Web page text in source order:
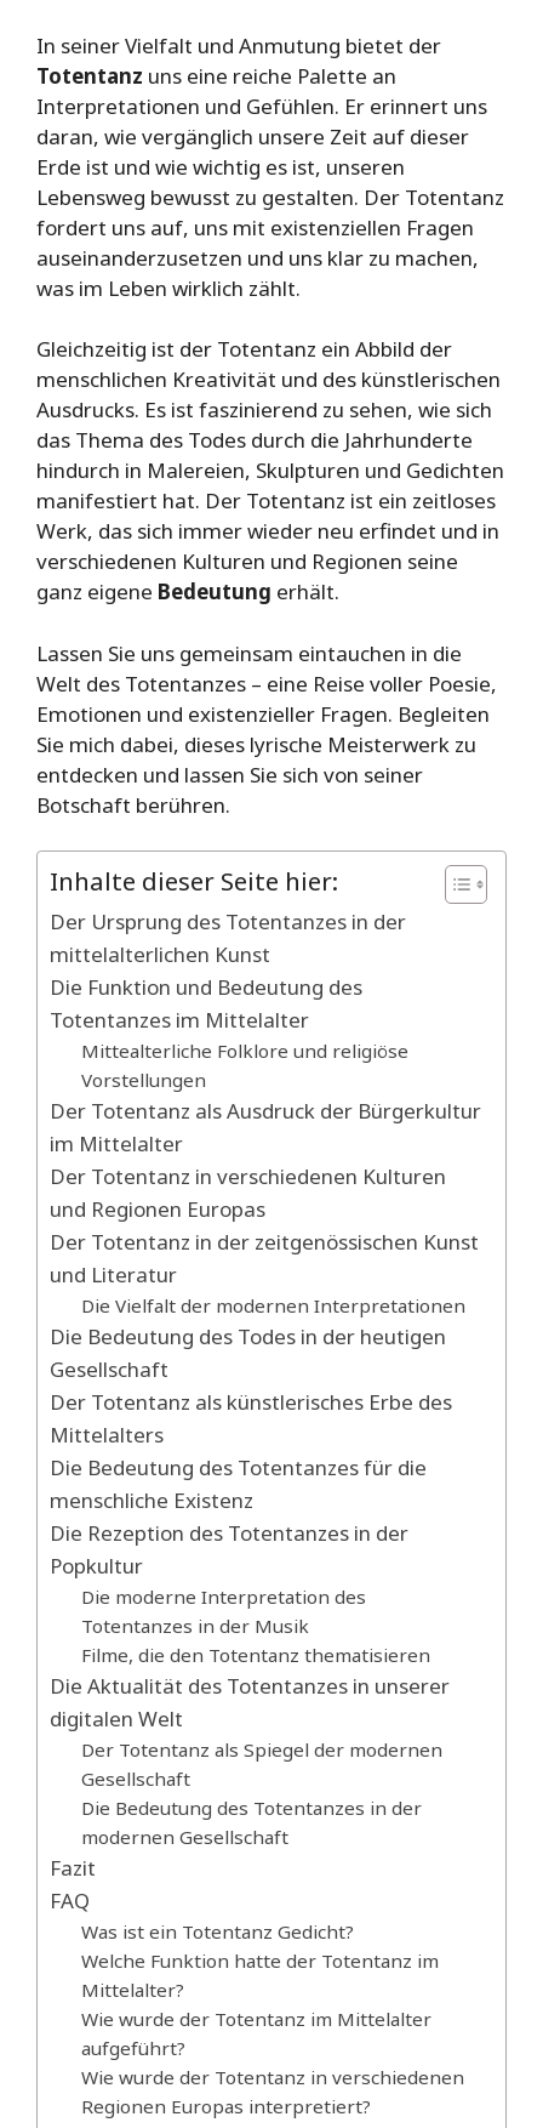
In seiner Vielfalt und Anmutung bietet der
Totentanz uns eine reiche Palette an
Interpretationen und Gefühlen. Er erinnert uns
daran, wie vergänglich unsere Zeit auf dieser
Erde ist und wie wichtig es ist, unseren
Lebensweg bewusst zu gestalten. Der Totentanz
fordert uns auf, uns mit existenziellen Fragen
auseinanderzusetzen und uns klar zu machen,
was im Leben wirklich zählt.
Gleichzeitig ist der Totentanz ein Abbild der
menschlichen Kreativität und des künstlerischen
Ausdrucks. Es ist faszinierend zu sehen, wie sich
das Thema des Todes durch die Jahrhunderte
hindurch in Malereien, Skulpturen und Gedichten
manifestiert hat. Der Totentanz ist ein zeitloses
Werk, das sich immer wieder neu erfindet und in
verschiedenen Kulturen und Regionen seine
ganz eigene Bedeutung erhält.
Lassen Sie uns gemeinsam eintauchen in die
Welt des Totentanzes – eine Reise voller Poesie,
Emotionen und existenzieller Fragen. Begleiten
Sie mich dabei, dieses lyrische Meisterwerk zu
entdecken und lassen Sie sich von seiner
Botschaft berühren.
Inhalte dieser Seite hier:
Der Ursprung des Totentanzes in der
mittelalterlichen Kunst
Die Funktion und Bedeutung des
Totentanzes im Mittelalter
Mittealterliche Folklore und religiöse
Vorstellungen
Der Totentanz als Ausdruck der Bürgerkultur
im Mittelalter
Der Totentanz in verschiedenen Kulturen
und Regionen Europas
Der Totentanz in der zeitgenössischen Kunst
und Literatur
Die Vielfalt der modernen Interpretationen
Die Bedeutung des Todes in der heutigen
Gesellschaft
Der Totentanz als künstlerisches Erbe des
Mittelalters
Die Bedeutung des Totentanzes für die
menschliche Existenz
Die Rezeption des Totentanzes in der
Popkultur
Die moderne Interpretation des
Totentanzes in der Musik
Filme, die den Totentanz thematisieren
Die Aktualität des Totentanzes in unserer
digitalen Welt
Der Totentanz als Spiegel der modernen
Gesellschaft
Die Bedeutung des Totentanzes in der
modernen Gesellschaft
Fazit
FAQ
Was ist ein Totentanz Gedicht?
Welche Funktion hatte der Totentanz im
Mittelalter?
Wie wurde der Totentanz im Mittelalter
aufgeführt?
Wie wurde der Totentanz in verschiedenen
Regionen Europas interpretiert?